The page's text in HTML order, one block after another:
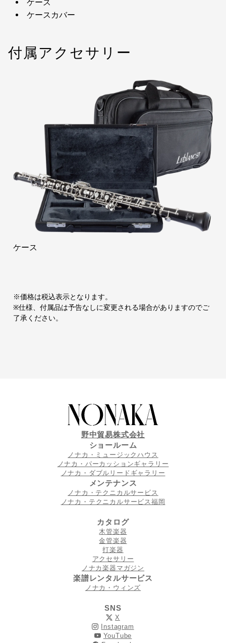
ケース
ケースカバー
付属アクセサリー
ケース
※価格は税込表示となります。
※仕様、付属品は予告なしに変更される場合がありますのでご
了承ください。
野中貿易株式会社
ショールーム
ノナカ・ミュージックハウス
ノナカ・パーカッションギャラリー
ノナカ・ダブルリードギャラリー
メンテナンス
ノナカ・テクニカルサービス
ノナカ・テクニカルサービス福岡
カタログ
木管楽器
金管楽器
打楽器
アクセサリー
ノナカ楽器マガジン
楽譜レンタルサービス
ノナカ・ウィンズ
SNS
X
Instagram
YouTube